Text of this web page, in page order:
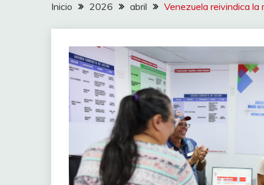
Inicio 2026 abril Venezuela reivindica